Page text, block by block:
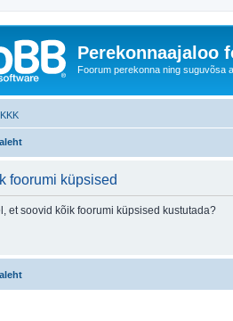
Perekonnaajaloo
Foorum perekonna ning suguvõsa
KKK
foorumi küpsised
et soovid kõik foorumi küpsised kustutada?